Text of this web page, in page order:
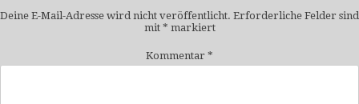
Deine E-Mail-Adresse wird nicht veröffentlicht. Erforderliche Felder sind
mit * markiert
Kommentar *